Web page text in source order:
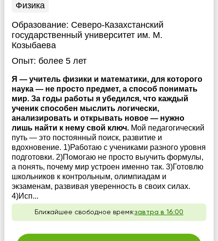
Физика
Образование: Северо-Казахстанский
государственный университет им. М.
Козыбаева
Опыт: более 5 лет
Я — учитель физики и математики, для которого
наука — не просто предмет, а способ понимать
мир. За годы работы я убедился, что каждый
ученик способен мыслить логически,
анализировать и открывать новое — нужно
лишь найти к нему свой ключ. Мой педагогический
путь — это постоянный поиск, развитие и
вдохновение. 1)Работаю с учениками разного уровня
подготовки. 2)Помогаю не просто выучить формулы,
а понять, почему мир устроен именно так. 3)Готовлю
школьников к контрольным, олимпиадам и
экзаменам, развивая уверенность в своих силах.
4)Исп...
Ближайшее свободное время:завтра в 16:00